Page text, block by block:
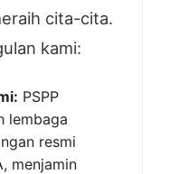
cita-cita.
kami:
PSPP
lembaga
resmi
menjamin